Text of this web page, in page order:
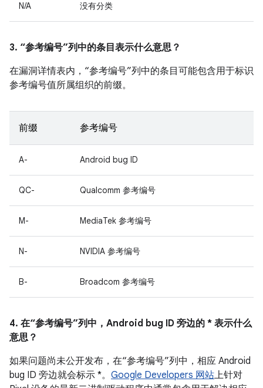
N/A 没有分类
3. “参考编号”列中的条目表示什么意思？
在漏洞详情表内，“参考编号”列中的条目可能包含用于标识
参考编号值所属组织的前缀。
前缀 参考编号
A- Android bug ID
QC- Qualcomm 参考编号
M- MediaTek 参考编号
N- NVIDIA 参考编号
B- Broadcom 参考编号
4. 在“参考编号”列中，Android bug ID 旁边的 * 表示什么
意思？
如果问题尚未公开发布，在“参考编号”列中，相应 Android
bug ID 旁边就会标示 *。 Google Developers 网站上针对